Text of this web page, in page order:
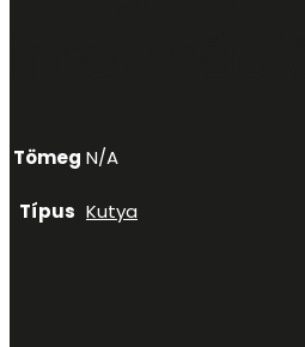
Tömeg N/A
Típus Kutya